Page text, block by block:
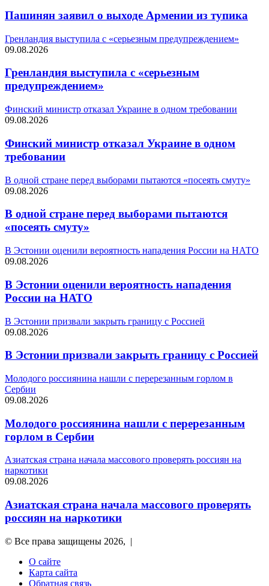
Пашинян заявил о выходе Армении из тупика
Гренландия выступила с «серьезным предупреждением»
09.08.2026
Гренландия выступила с «серьезным
предупреждением»
Финский министр отказал Украине в одном требовании
09.08.2026
Финский министр отказал Украине в одном
требовании
В одной стране перед выборами пытаются «посеять смуту»
09.08.2026
В одной стране перед выборами пытаются
«посеять смуту»
В Эстонии оценили вероятность нападения России на НАТО
09.08.2026
В Эстонии оценили вероятность нападения
России на НАТО
В Эстонии призвали закрыть границу с Россией
09.08.2026
В Эстонии призвали закрыть границу с Россией
Молодого россиянина нашли с перерезанным горлом в
Сербии
09.08.2026
Молодого россиянина нашли с перерезанным
горлом в Сербии
Азиатская страна начала массового проверять россиян на
наркотики
09.08.2026
Азиатская страна начала массового проверять
россиян на наркотики
© Все права защищены 2026, |
О сайте
Карта сайта
Обратная связь